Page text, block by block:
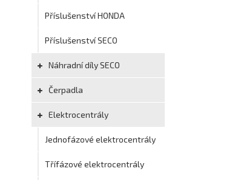
Příslušenství HONDA
Příslušenství SECO
Náhradní díly SECO
Čerpadla
Elektrocentrály
Jednofázové elektrocentrály
Třífázové elektrocentrály